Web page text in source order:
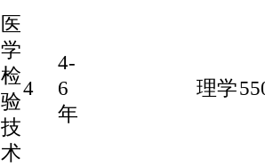
医
学
检
验
技
术
4
4-
6
年
理学